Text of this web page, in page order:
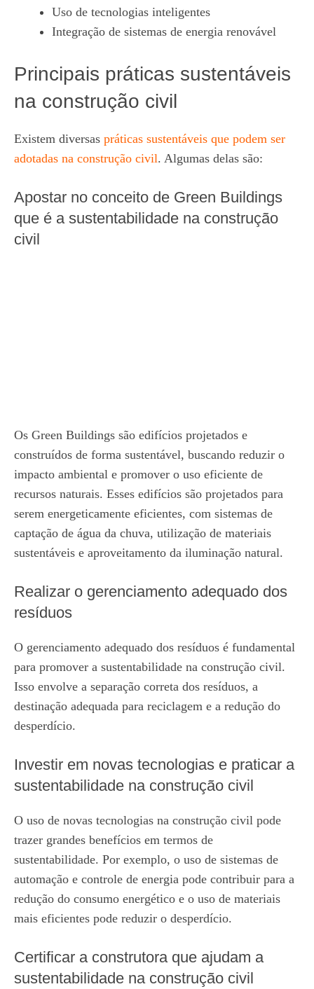
Uso de tecnologias inteligentes
Integração de sistemas de energia renovável
Principais práticas sustentáveis
na construção civil
Existem diversas práticas sustentáveis que podem ser
adotadas na construção civil. Algumas delas são:
Apostar no conceito de Green Buildings
que é a sustentabilidade na construção
civil
Os Green Buildings são edifícios projetados e
construídos de forma sustentável, buscando reduzir o
impacto ambiental e promover o uso eficiente de
recursos naturais. Esses edifícios são projetados para
serem energeticamente eficientes, com sistemas de
captação de água da chuva, utilização de materiais
sustentáveis e aproveitamento da iluminação natural.
Realizar o gerenciamento adequado dos
resíduos
O gerenciamento adequado dos resíduos é fundamental
para promover a sustentabilidade na construção civil.
Isso envolve a separação correta dos resíduos, a
destinação adequada para reciclagem e a redução do
desperdício.
Investir em novas tecnologias e praticar a
sustentabilidade na construção civil
O uso de novas tecnologias na construção civil pode
trazer grandes benefícios em termos de
sustentabilidade. Por exemplo, o uso de sistemas de
automação e controle de energia pode contribuir para a
redução do consumo energético e o uso de materiais
mais eficientes pode reduzir o desperdício.
Certificar a construtora que ajudam a
sustentabilidade na construção civil